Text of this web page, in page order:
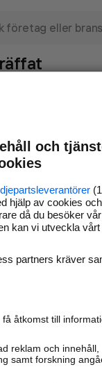
och snabbare
i
och platser.
adresser,
och
hjälp av cookies och
då du besöker
kan vi utveckla
partners kräver
åtkomst till
reklam och
samt forskning